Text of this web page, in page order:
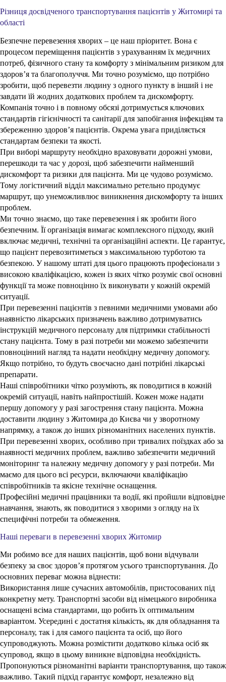
Різниця досвідченого транспортування пацієнтів у Житомирі та
області
Безпечне перевезення хворих – це наш пріоритет. Вона є
процесом переміщення пацієнтів з урахуванням їх медичних
потреб, фізичного стану та комфорту з мінімальним ризиком для
здоров’я та благополуччя. Ми точно розуміємо, що потрібно
зробити, щоб перевезти людину з одного пункту в інший і не
завдати їй жодних додаткових проблем та дискомфорту.
Компанія точно і в повному обсязі дотримується ключових
стандартів гігієнічності та санітарії для запобігання інфекціям та
збереженню здоров’я пацієнтів. Окрема увага приділяється
стандартам безпеки та якості.
При виборі маршруту необхідно враховувати дорожні умови,
перешкоди та час у дорозі, щоб забезпечити найменший
дискомфорт та ризики для пацієнта. Ми це чудово розуміємо.
Тому логістичний відділ максимально ретельно продумує
маршрут, що унеможливлює виникнення дискомфорту та інших
проблем.
Ми точно знаємо, що таке перевезення і як зробити його
безпечним. Її організація вимагає комплексного підходу, який
включає медичні, технічні та організаційні аспекти. Це гарантує,
що пацієнт перевозитиметься з максимальною турботою та
безпекою. У нашому штаті для цього працюють професіонали з
високою кваліфікацією, кожен із яких чітко розуміє свої основні
функції та може повноцінно їх виконувати у кожній окремій
ситуації.
При перевезенні пацієнтів з певними медичними умовами або
наявністю лікарських призначень важливо дотримуватись
інструкцій медичного персоналу для підтримки стабільності
стану пацієнта. Тому в разі потреби ми можемо забезпечити
повноцінний нагляд та надати необхідну медичну допомогу.
Якщо потрібно, то будуть своєчасно дані потрібні лікарські
препарати.
Наші співробітники чітко розуміють, як поводитися в кожній
окремій ситуації, навіть найпростішій. Кожен може надати
першу допомогу у разі загострення стану пацієнта. Можна
доставити людину з Житомира до Києва чи у зворотному
напрямку, а також до інших різноманітних населених пунктів.
При перевезенні хворих, особливо при тривалих поїздках або за
наявності медичних проблем, важливо забезпечити медичний
моніторинг та належну медичну допомогу у разі потреби. Ми
маємо для цього всі ресурси, включаючи кваліфікацію
співробітників та якісне технічне оснащення.
Професійні медичні працівники та водії, які пройшли відповідне
навчання, знають, як поводитися з хворими з огляду на їх
специфічні потреби та обмеження.
Наші переваги в перевезенні хворих Житомир
Ми робимо все для наших пацієнтів, щоб вони відчували
безпеку за своє здоров’я протягом усього транспортування. До
основних переваг можна віднести:
Використання лише сучасних автомобілів, пристосованих під
конкретну мету. Транспортні засоби від німецького виробника
оснащені всіма стандартами, що робить їх оптимальним
варіантом. Усередині є достатня кількість, як для обладнання та
персоналу, так і для самого пацієнта та осіб, що його
супроводжують. Можна розмістити додатково кілька осіб як
супровод, якщо в цьому виникне відповідна необхідність.
Пропонуються різноманітні варіанти транспортування, що також
важливо. Такий підхід гарантує комфорт, незалежно від